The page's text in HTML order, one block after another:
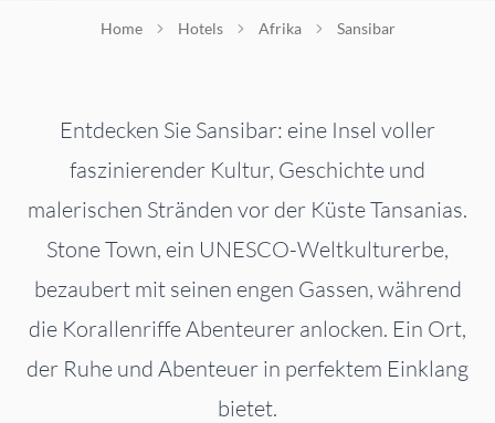
Home Hotels Afrika Sansibar
Entdecken Sie Sansibar: eine Insel voller
faszinierender Kultur, Geschichte und
malerischen Stränden vor der Küste Tansanias.
Stone Town, ein UNESCO-Weltkulturerbe,
bezaubert mit seinen engen Gassen, während
die Korallenriffe Abenteurer anlocken. Ein Ort,
der Ruhe und Abenteuer in perfektem Einklang
bietet.